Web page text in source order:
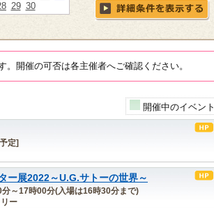
29 30
開催の可否は各主催者へご確認ください。
開催中のイベント
定]
展2022～U.G.サトーの世界～
～17時00分(入場は16時30分まで)
ー